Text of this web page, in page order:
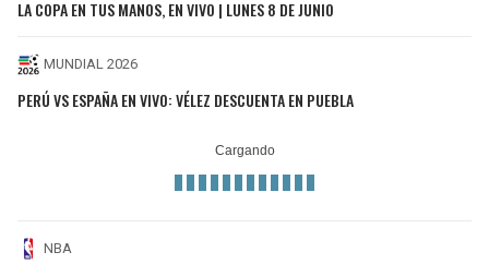
LA COPA EN TUS MANOS, EN VIVO | LUNES 8 DE JUNIO
MUNDIAL 2026
PERÚ VS ESPAÑA EN VIVO: VÉLEZ DESCUENTA EN PUEBLA
NBA